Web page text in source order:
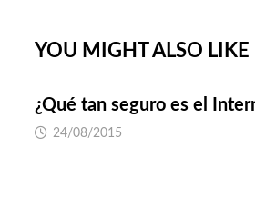
YOU MIGHT ALSO LIKE
¿Qué tan seguro es el
24/08/2015